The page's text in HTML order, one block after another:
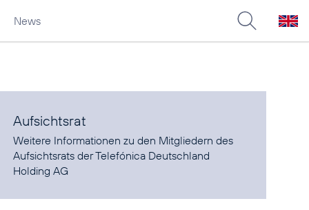
News
Aufsichtsrat
Weitere Informationen zu den Mitgliedern des
Aufsichtsrats der Telefónica Deutschland
Holding AG